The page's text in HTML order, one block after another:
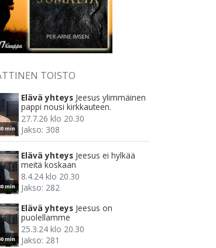
TOISTO
min
Elävä yhteys Jeesus ylimmäinen
pappi nousi kirkkauteen.
27.7.26 klo 20.30
Jakso: 308
min
Elävä yhteys Jeesus ei hylkää
meitä koskaan
8.4.24 klo 20.30
Jakso: 282
min
Elävä yhteys Jeesus on
puolellamme
25.3.24 klo 20.30
Jakso: 281